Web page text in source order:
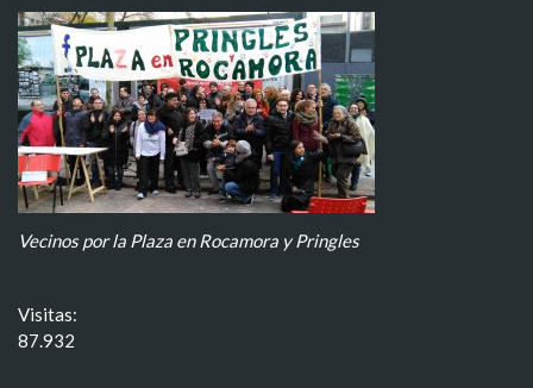
Vecinos por la Plaza en Rocamora y Pringles
Visitas:
87.932